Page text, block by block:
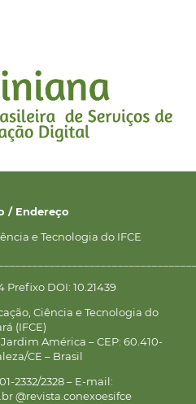
/ Endereço
e Tecnologia do IFCE
Prefixo DOI: 10.21439
Ciência e Tecnologia do
(IFCE)
América – CEP: 60.410-
CE – Brasil
2332/2328 – E-mail:
@revista.conexoesifce